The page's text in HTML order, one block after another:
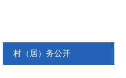
村（居）务公开